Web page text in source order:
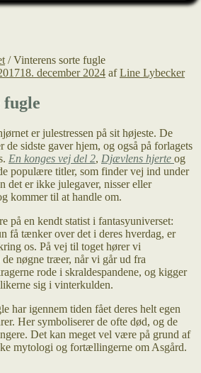
/Vinterens sorte fugle
18. december 2024 afLine Lybecker
fugle
er julestressen på sit højeste. De
de sidste gaver hjem, og også på forlagets
En konges vej del 2, Djævlens hjerte og
populære titler, som finder vej ind under
det er ikke julegaver, nisser eller
kommer til at handle om.
på en kendt statist i fantasyuniverset:
få tænker over det i deres hverdag, er
os. På vej til toget hører vi
nøgne træer, når vi går ud fra
rode i skraldespandene, og kigger
sig i vinterkulden.
har igennem tiden fået deres helt egen
Her symboliserer de ofte død, og de
Det kan meget vel være på grund af
mytologi og fortællingerne om Asgård.